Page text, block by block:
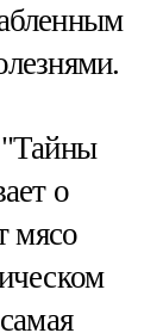
о
мясо